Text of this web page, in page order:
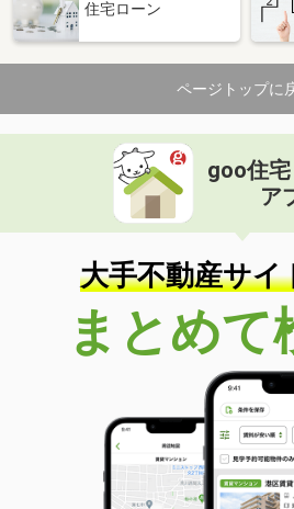
住宅ローン
ページトップに
goo住
ア
大手不動産サイ
まとめて